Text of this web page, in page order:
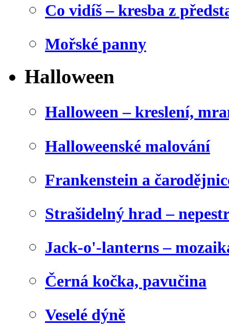
Co vidíš – kresba z
Mořské panny
Halloween
Halloween – kreslení,
Halloweenské malování
Frankenstein a
Strašidelný hrad –
Jack-o'-lanterns –
Černá kočka, pavučina
Veselé dýně